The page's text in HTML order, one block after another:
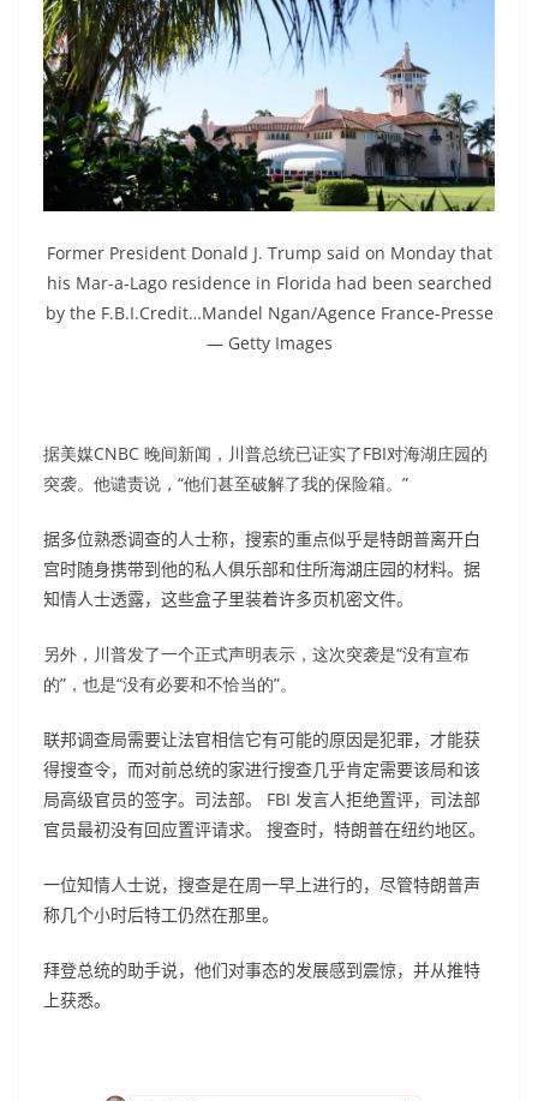
Former President Donald J. Trump said on Monday that
his Mar-a-Lago residence in Florida had been searched
by the F.B.I.Credit…Mandel Ngan/Agence France-Presse
— Getty Images
据美媒CNBC 晚间新闻，川普总统已证实了FBI对海湖庄园的
突袭。他谴责说，“他们甚至破解了我的保险箱。”
据多位熟悉调查的人士称，搜索的重点似乎是特朗普离开白
宫时随身携带到他的私人俱乐部和住所海湖庄园的材料。据
知情人士透露，这些盒子里装着许多页机密文件。
另外，川普发了一个正式声明表示，这次突袭是“没有宣布
的”，也是“没有必要和不恰当的”。
联邦调查局需要让法官相信它有可能的原因是犯罪，才能获
得搜查令，而对前总统的家进行搜查几乎肯定需要该局和该
局高级官员的签字。司法部。 FBI 发言人拒绝置评，司法部
官员最初没有回应置评请求。 搜查时，特朗普在纽约地区。
一位知情人士说，搜查是在周一早上进行的，尽管特朗普声
称几个小时后特工仍然在那里。
拜登总统的助手说，他们对事态的发展感到震惊，并从推特
上获悉。